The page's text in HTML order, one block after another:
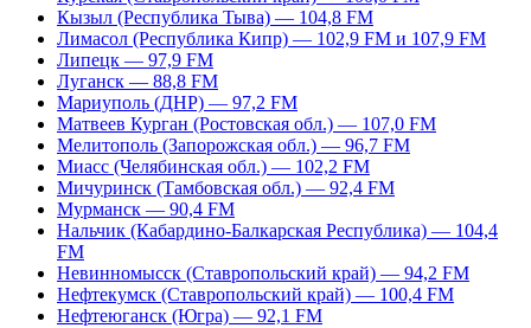
Кызыл (Республика Тыва) — 104,8 FM
Лимасол (Республика Кипр) — 102,9 FM и 107,9 FM
Липецк — 97,9 FM
Луганск — 88,8 FM
Мариуполь (ДНР) — 97,2 FM
Матвеев Курган (Ростовская обл.) — 107,0 FM
Мелитополь (Запорожская обл.) — 96,7 FM
Миасс (Челябинская обл.) — 102,2 FM
Мичуринск (Тамбовская обл.) — 92,4 FM
Мурманск — 90,4 FM
Нальчик (Кабардино-Балкарская Республика) — 104,4
FM
Невинномысск (Ставропольский край) — 94,2 FM
Нефтекумск (Ставропольский край) — 100,4 FM
Нефтеюганск (Югра) — 92,1 FM